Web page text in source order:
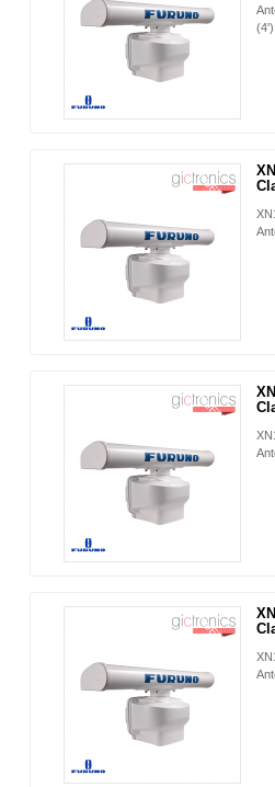
(4')
NUEVO
NUEVO
NUEVO